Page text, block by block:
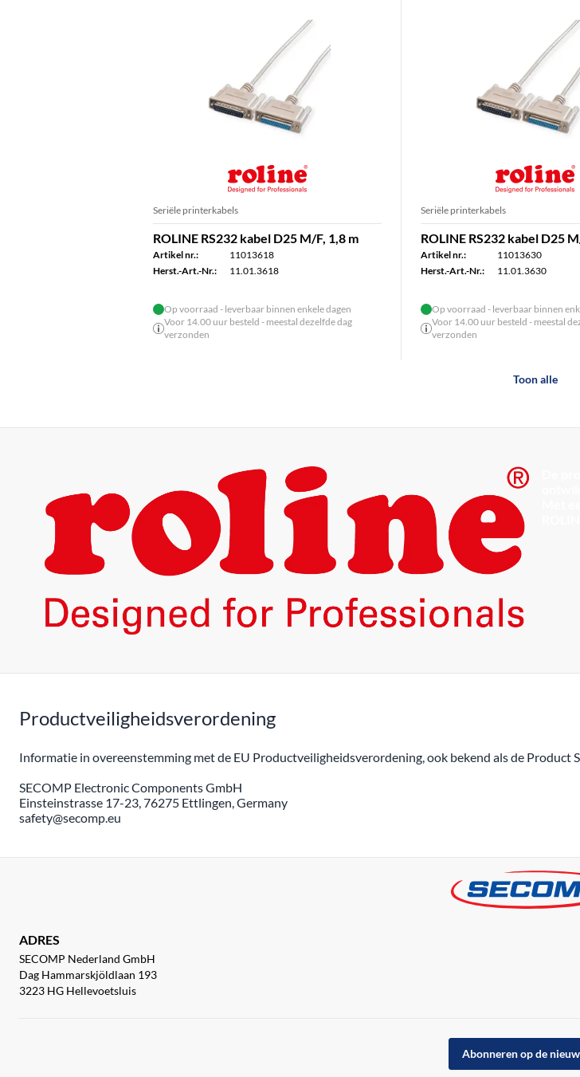
Seriële printerkabels
ROLINE RS232 kabel D25 M/F, 1,8 m
Artikel nr.:
11013618
Herst.-Art.-Nr.:
11.01.3618
Op voorraad - leverbaar binnen enkele dagen
Voor 14.00 uur besteld - meestal dezelfde dag
verzonden
Seriële printerkabels
ROLINE RS232 kabel D25
Artikel nr.:
11013630
Herst.-Art.-Nr.:
11.01.3630
Op voorraad - leverbaar binnen
Voor 14.00 uur besteld - meestal
verzonden
Toon alle
Productveiligheidsverordening
Informatie in overeenstemming met de EU Productveiligheidsverordening, ook bekend als de Product
SECOMP Electronic Components GmbH
Einsteinstrasse 17-23, 76275 Ettlingen, Germany
safety@secomp.eu
ADRES
SECOMP Nederland GmbH
Dag Hammarskjöldlaan 193
3223 HG Hellevoetsluis
Abonneren op de